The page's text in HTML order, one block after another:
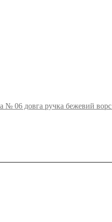
№ 06 довга ручка бежевий ворс